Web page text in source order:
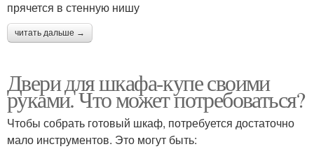
прячется в стенную нишу
читать дальше →
Двери для шкафа-купе своими
руками. Что может потребоваться?
Чтобы собрать готовый шкаф, потребуется достаточно
мало инструментов. Это могут быть: